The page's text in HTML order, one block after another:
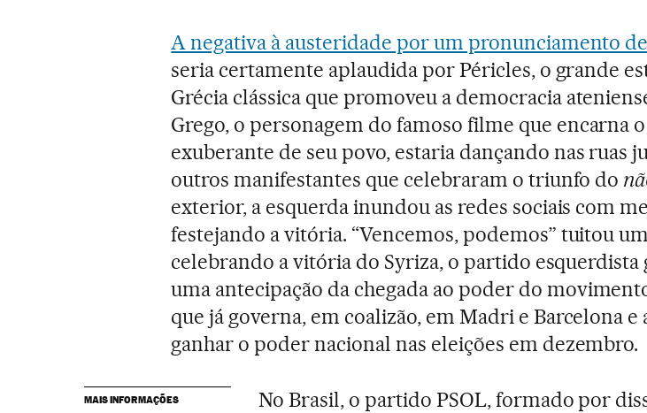
A negativa à austeridade por um pronunciamento
seria certamente aplaudida por Péricles, o grande
Grécia clássica que promoveu a democracia
Grego, o personagem do famoso filme que encarna
exuberante de seu povo, estaria dançando nas ruas
outros manifestantes que celebraram o triunfo do
exterior, a esquerda inundou as redes sociais com
festejando a vitória. “Vencemos, podemos” tuitou
celebrando a vitória do Syriza, o partido esquerdista
uma antecipação da chegada ao poder do
que já governa, em coalizão, em Madri e Barcelona e
ganhar o poder nacional nas eleições em dezembro.
MAIS INFORMAÇÕES
No Brasil, o partido PSOL, formado por